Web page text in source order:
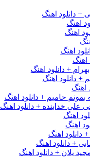
+ دانلود اهنگ
اهنگ
اهنگ
اهنگ
اهنگ
+ دانلود اهنگ
دانلود اهنگ
اهنگ
حامیم + دانلود اهنگ
علی خدابنده + دانلود اهنگ
اهنگ
اهنگ
دانلود اهنگ
+ دانلود اهنگ
یلان + دانلود اهنگ